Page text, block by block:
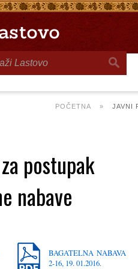
POČETNA » JAVNI
postupak
nabave
BAGATELNA NABAVA
2-16, 19. 01.2016.